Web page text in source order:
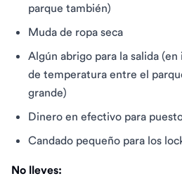
parque también)
Muda de ropa seca
Algún abrigo para la salida
de temperatura entre el
grande)
Dinero en efectivo para
Candado pequeño para los
No lleves: